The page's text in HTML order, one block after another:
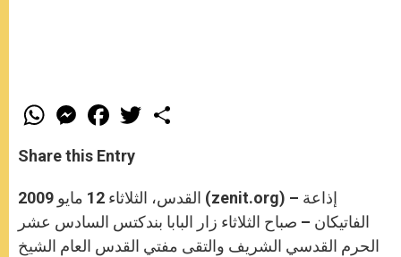
W
h
t
s
p
p
M
e
s
e
g
e
r
F
a
e
b
o
k
w
r
Share this Entry
القدس، الثلاثاء 12 مايو 2009 (zenit.org) – إذاعة
الفاتيكان – صباح الثلاثاء زار البابا بندكتس السادس عشر
الحرم القدسي الشريف والتقى مفتي القدس العام الشيخ